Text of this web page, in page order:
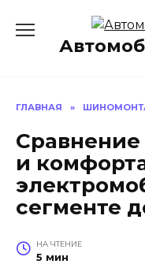
содержанию
ГЛАВНАЯ »
и
сегменте
НА ЧТЕНИЕ
5 мин